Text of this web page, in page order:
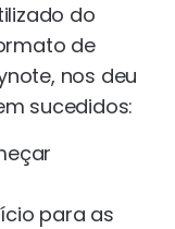
do
de
nos deu
sucedidos:
para as